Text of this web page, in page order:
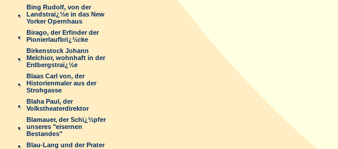
Bing Rudolf, von der
Landstraï¿½e in das New
Yorker Opernhaus
Birago, der Erfinder der
Pionierlaufbrï¿½cke
Birkenstock Johann
Melchior, wohnhaft in der
Erdbergstraï¿½e
Blaas Carl von, der
Historienmaler aus der
Strohgasse
Blaha Paul, der
Volkstheaterdirektor
Blamauer, der Schï¿½pfer
unseres "eisernen
Bestandes"
Blau-Lang und der Prater